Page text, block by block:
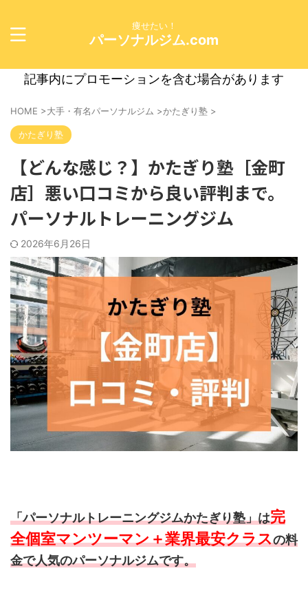
痩せたい！
パーソナルジム.com
記事内にプロモーションを含む場合があります
HOME >大手・有名パーソナルジム >かたぎり塾 >
かたぎり塾
【どんな感じ？】かたぎり塾［金町
店］悪い口コミから良い評判まで。
パーソナルトレーニングジム
2026年6月26日
「パーソナルトレーニングジムかたぎり塾」は完
全個室マンツーマン＋業界最安クラスの料
金で人気のパーソナルジムです。